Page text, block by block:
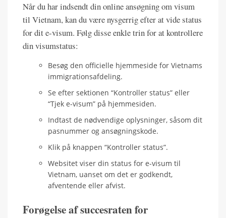
Når du har indsendt din online ansøgning om visum
til Vietnam, kan du være nysgerrig efter at vide status
for dit e-visum. Følg disse enkle trin for at kontrollere
din visumstatus:
Besøg den officielle hjemmeside for Vietnams
immigrationsafdeling.
Se efter sektionen “Kontroller status” eller
“Tjek e-visum” på hjemmesiden.
Indtast de nødvendige oplysninger, såsom dit
pasnummer og ansøgningskode.
Klik på knappen “Kontroller status”.
Websitet viser din status for e-visum til
Vietnam, uanset om det er godkendt,
afventende eller afvist.
Forøgelse af succesraten for